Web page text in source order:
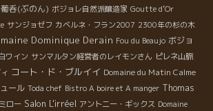
葡呑(ぶのん) ボジョレ自然派醸造家 Goutte d’Or
サンジョゼフ カベルネ・フラン2007 2300年の杉の木
Dominique Derain Fou du Beaujo ボジョ
ワイン サンマルタン経営者のレイモンさん ピレネ山脈
コート・ド・ブルイイ Domaine du Matin Calme
ール Toda chef Bistro A boire et A manger Thomas
ロー Salon L'irréel アントニー・ギックス Domaine